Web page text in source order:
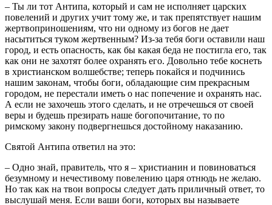
– Ты ли тот Антипа, который и сам не исполняет царских
повелений и других учит тому же, и так препятствует нашим
жертвоприношениям, что ни одному из богов не дает
насытиться туком жертвенным? Из-за тебя боги оставили наш
город, и есть опасность, как бы какая беда не постигла его, так
как они не захотят более охранять его. Довольно тебе коснеть
в христианском волшебстве; теперь покайся и подчинись
нашим законам, чтобы боги, обладающие сим прекрасным
городом, не перестали иметь о нас попечение и охранять нас.
А если не захочешь этого сделать, и не отречешься от своей
веры и будешь презирать наше богопочитание, то по
римскому закону подвергнешься достойному наказанию.
Святой Антипа ответил на это:
– Одно знай, правитель, что я – христианин и повиноваться
безумному и нечестивому повелению царя отнюдь не желаю.
Но так как на твои вопросы следует дать приличный ответ, то
выслушай меня. Если ваши боги, которых вы называете